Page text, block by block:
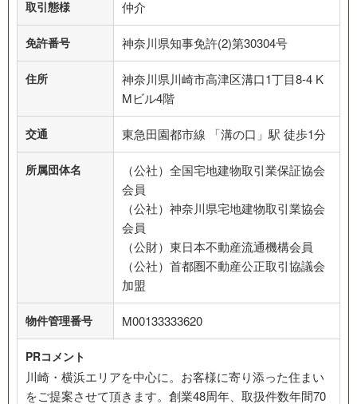
取引態様 仲介
免許番号 神奈川県知事免許(2)第30304号
住所
神奈川県川崎市高津区溝口1丁目8-4 K
Mビル4階
交通 東急田園都市線 「溝の口」駅 徒歩1分
所属団体名
（公社）全国宅地建物取引業保証協会
会員
（公社）神奈川県宅地建物取引業協会
会員
（公財）東日本不動産流通機構会員
（公社）首都圏不動産公正取引協議会
加盟
物件管理番号 M00133333620
PRコメント
川崎・横浜エリアを中心に。お客様に寄り添った住まい
をご提案させて頂きます。創業48周年、取扱件数年間70